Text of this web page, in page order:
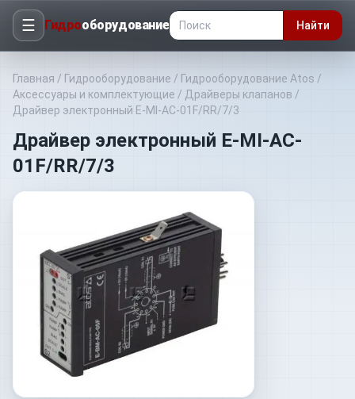
☰ Гидрооборудование Найти
Главная / Гидрооборудование / Гидрооборудование Atos /
Аксессуары и комплектующие / Драйверы клапанов /
Драйвер электронный E-MI-AC-01F/RR/7/3
Драйвер электронный E-MI-AC-
01F/RR/7/3